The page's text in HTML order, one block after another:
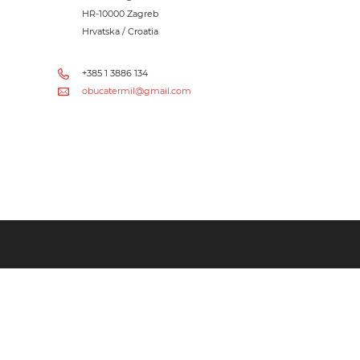
HR-10000 Zagreb
Hrvatska / Croatia
+385 1 3886 134
obucatermil@gmail.com